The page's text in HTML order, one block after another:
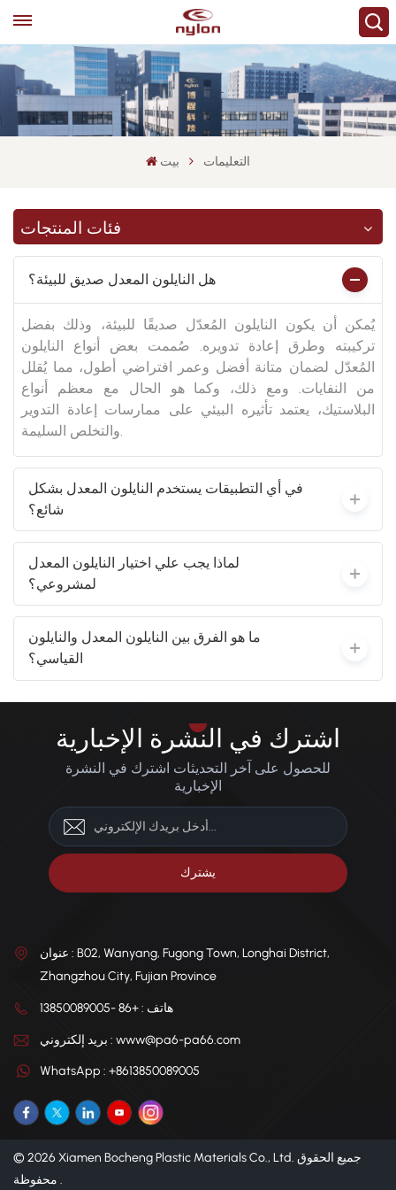
بيت التعليمات
فئات المنتجات
هل النايلون المعدل صديق للبيئة؟
يُمكن أن يكون النايلون المُعدّل صديقًا للبيئة، وذلك بفضل
تركيبته وطرق إعادة تدويره. صُممت بعض أنواع النايلون
المُعدّل لضمان متانة أفضل وعمر افتراضي أطول، مما يُقلل
من النفايات. ومع ذلك، وكما هو الحال مع معظم أنواع
البلاستيك، يعتمد تأثيره البيئي على ممارسات إعادة التدوير
في أي التطبيقات يستخدم النايلون المعدل بشكل
شائع؟
لماذا يجب علي اختيار النايلون المعدل
لمشروعي؟
ما هو الفرق بين النايلون المعدل والنايلون
القياسي؟
اشترك في النشرة الإخبارية
للحصول على آخر التحديثات اشترك في النشرة
الإخبارية
عنوان : B02, Wanyang, Fugong Town, Longhai District,
Zhangzhou City, Fujian Province
هاتف : +86 -13850089005
بريد إلكتروني : www@pa6-pa66.com
WhatsApp : +8613850089005
© 2026 Xiamen Bocheng Plastic Materials Co., Ltd. جميع الحقوق
محفوظة .